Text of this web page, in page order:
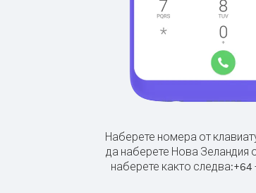
Наберете номера от
да наберете Нова Зеландия
наберете както следва:+64